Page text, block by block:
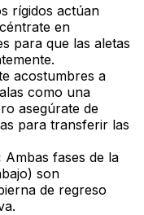
rígidos actúan
en
para que las aletas
acostumbres a
como una
asegúrate de
para transferir las
Ambas fases de la
son
de regreso